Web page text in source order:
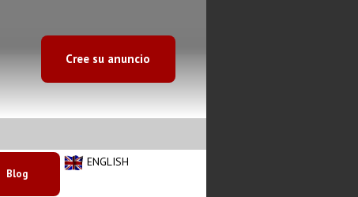
Cree su anuncio
ENGLISH
Blog